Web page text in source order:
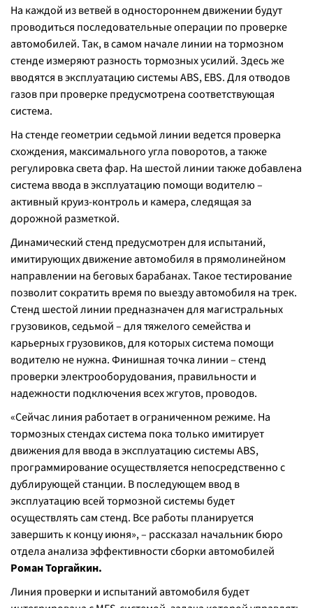
На каждой из ветвей в одностороннем движении будут
проводиться последовательные операции по проверке
автомобилей. Так, в самом начале линии на тормозном
стенде измеряют разность тормозных усилий. Здесь же
вводятся в эксплуатацию системы ABS, EBS. Для отводов
газов при проверке предусмотрена соответствующая
система.
На стенде геометрии седьмой линии ведется проверка
схождения, максимального угла поворотов, а также
регулировка света фар. На шестой линии также добавлена
система ввода в эксплуатацию помощи водителю –
активный круиз-контроль и камера, следящая за
дорожной разметкой.
Динамический стенд предусмотрен для испытаний,
имитирующих движение автомобиля в прямолинейном
направлении на беговых барабанах. Такое тестирование
позволит сократить время по выезду автомобиля на трек.
Стенд шестой линии предназначен для магистральных
грузовиков, седьмой – для тяжелого семейства и
карьерных грузовиков, для которых система помощи
водителю не нужна. Финишная точка линии – стенд
проверки электрооборудования, правильности и
надежности подключения всех жгутов, проводов.
«Сейчас линия работает в ограниченном режиме. На
тормозных стендах система пока только имитирует
движения для ввода в эксплуатацию системы ABS,
программирование осуществляется непосредственно с
дублирующей станции. В последующем ввод в
эксплуатацию всей тормозной системы будет
осуществлять сам стенд. Все работы планируется
завершить к концу июня», – рассказал начальник бюро
отдела анализа эффективности сборки автомобилей
Роман Торгайкин.
Линия проверки и испытаний автомобиля будет